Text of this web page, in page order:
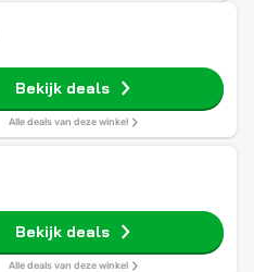
Bekijk deals
Alle deals van deze winkel
Bekijk deals
Alle deals van deze winkel